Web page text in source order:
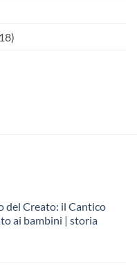
del Creato: il Cantico
ai bambini | storia